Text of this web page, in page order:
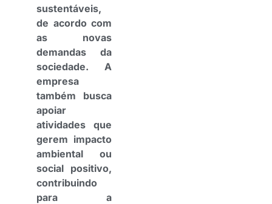
sustentáveis,
de acordo com
as novas
demandas da
sociedade. A
empresa
também busca
apoiar
atividades que
gerem impacto
ambiental ou
social positivo,
contribuindo
para a